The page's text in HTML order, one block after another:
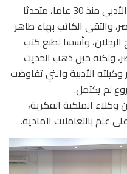
مضيفًا: لديَّ معلومات حول الوكيل الأدبي منذ 30 عاما، متحدثا
والتقى الكاتب بهاء طاهر
الرجلان، وأسسا لطبع كتب
ولكنه حين ذهب الحديث
الأدبية والتي تفاوضت
لم يكتمل.
وكلاء الملكية الفكرية،
علم بالتعاملات المادية.